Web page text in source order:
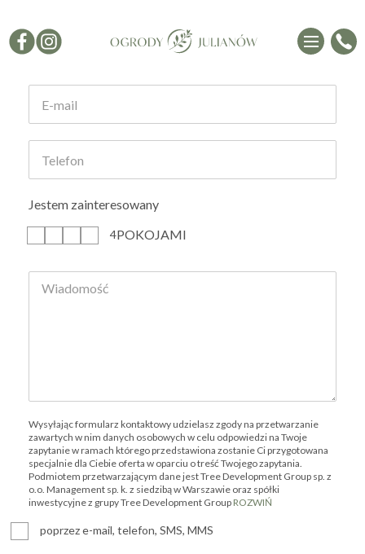
Jestem zainteresowany
4POKOJAMI
Wysyłając formularz kontaktowy udzielasz zgody na przetwarzanie
zawartych w nim danych osobowych w celu odpowiedzi na Twoje
zapytanie w ramach którego przedstawiona zostanie Ci przygotowana
specjalnie dla Ciebie oferta w oparciu o treść Twojego zapytania.
Podmiotem przetwarzającym dane jest Tree Development Group sp. z
o.o. Management sp. k. z siedzibą w Warszawie oraz spółki
inwestycyjne z grupy Tree Development Group ROZWIŃ
poprzez e-mail, telefon, SMS, MMS